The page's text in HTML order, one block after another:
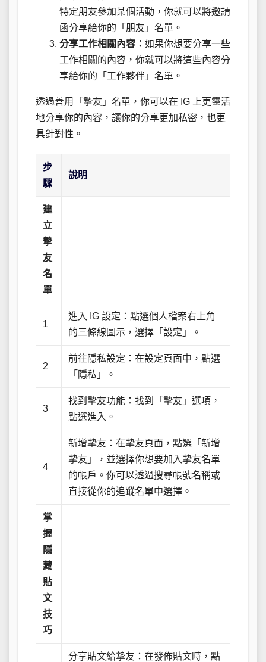
特定朋友參加某個活動，你就可以將邀請
函分享給你的「朋友」名單。
分享工作相關內容： 如果你想要分享一些
工作相關的內容，你就可以將這些內容分
享給你的「工作夥伴」名單。
透過善用「摯友」名單，你可以在 IG 上更靈活
地分享你的內容，讓你的分享更加私密，也更
具針對性。
步
驟
說明
建
立
摯
友
名
單
1
進入 IG 設定：點選個人檔案右上角
的三條線圖示，選擇「設定」。
2
前往隱私設定：在設定頁面中，點選
「隱私」。
3
找到摯友功能：找到「摯友」選項，
點選進入。
4
新增摯友：在摯友頁面，點選「新增
摯友」，並選擇你想要加入摯友名單
的帳戶。你可以透過搜尋帳號名稱或
直接從你的追蹤名單中選擇。
掌
握
隱
藏
貼
文
技
巧
分享貼文給摯友：在發佈貼文時，點